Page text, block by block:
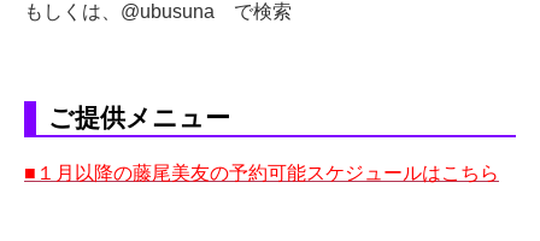
もしくは、@ubusuna で検索
ご提供メニュー
■１月以降の藤尾美友の予約可能スケジュールはこちら